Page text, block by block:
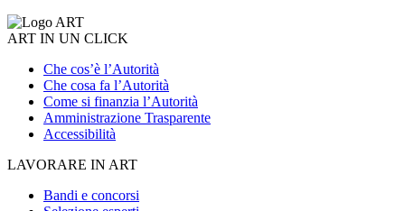
ART IN UN CLICK
Che cos’è l’Autorità
Che cosa fa l’Autorità
Come si finanzia l’Autorità
Amministrazione Trasparente
Accessibilità
LAVORARE IN ART
Bandi e concorsi